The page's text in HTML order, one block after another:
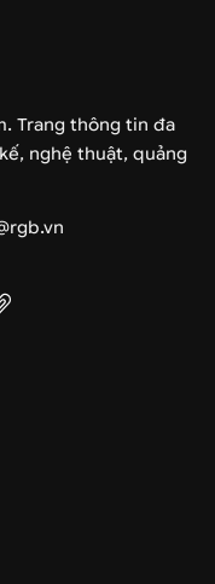
Trang thông tin đa
nghệ thuật, quảng